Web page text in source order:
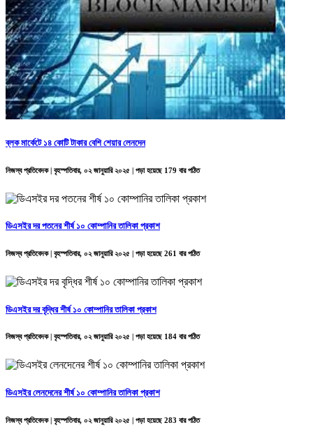
ব্লক মার্কেটে ১৪ কোটি টাকার বেশি শেয়ার লেনদেন
নিজস্ব প্রতিবেদক | বৃহস্পতিবার, ০২ জানুয়ারি ২০২৫ | পড়া হয়েছে 179 বার পঠিত
ডিএসইর দর পতনের শীর্ষ ১০ কোম্পানির তালিকা প্রকাশ
নিজস্ব প্রতিবেদক | বৃহস্পতিবার, ০২ জানুয়ারি ২০২৫ | পড়া হয়েছে 261 বার পঠিত
ডিএসইর দর বৃদ্ধির শীর্ষ ১০ কোম্পানির তালিকা প্রকাশ
নিজস্ব প্রতিবেদক | বৃহস্পতিবার, ০২ জানুয়ারি ২০২৫ | পড়া হয়েছে 184 বার পঠিত
ডিএসইর লেনদেনের শীর্ষ ১০ কোম্পানির তালিকা প্রকাশ
নিজস্ব প্রতিবেদক | বৃহস্পতিবার, ০২ জানুয়ারি ২০২৫ | পড়া হয়েছে 283 বার পঠিত